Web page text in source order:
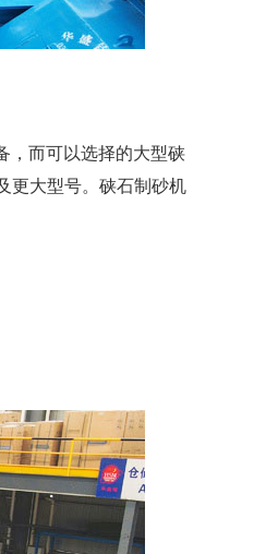
，而可以选择的大型硖
更大型号。硖石制砂机